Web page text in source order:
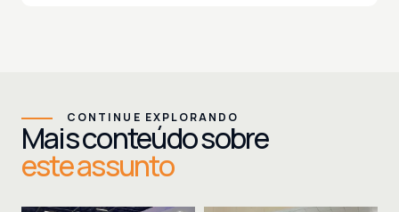
CONTINUE EXPLORANDO
Mais conteúdo sobre
este assunto